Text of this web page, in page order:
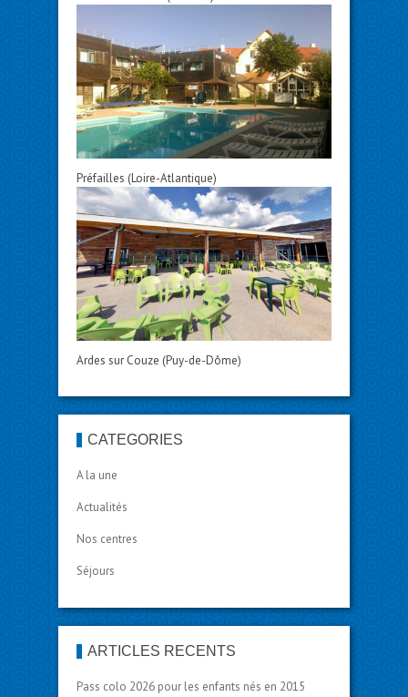
Préfailles (Loire-Atlantique)
Ardes sur Couze (Puy-de-Dôme)
CATÉGORIES
A la une
Actualités
Nos centres
Séjours
ARTICLES RÉCENTS
Pass colo 2026 pour les enfants nés en 2015